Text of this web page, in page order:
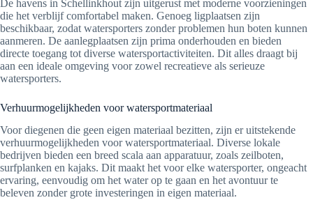
De havens in Schellinkhout zijn uitgerust met moderne voorzieningen
die het verblijf comfortabel maken. Genoeg ligplaatsen zijn
beschikbaar, zodat watersporters zonder problemen hun boten kunnen
aanmeren. De aanlegplaatsen zijn prima onderhouden en bieden
directe toegang tot diverse watersportactiviteiten. Dit alles draagt bij
aan een ideale omgeving voor zowel recreatieve als serieuze
watersporters.
Verhuurmogelijkheden voor watersportmateriaal
Voor diegenen die geen eigen materiaal bezitten, zijn er uitstekende
verhuurmogelijkheden voor watersportmateriaal. Diverse lokale
bedrijven bieden een breed scala aan apparatuur, zoals zeilboten,
surfplanken en kajaks. Dit maakt het voor elke watersporter, ongeacht
ervaring, eenvoudig om het water op te gaan en het avontuur te
beleven zonder grote investeringen in eigen materiaal.